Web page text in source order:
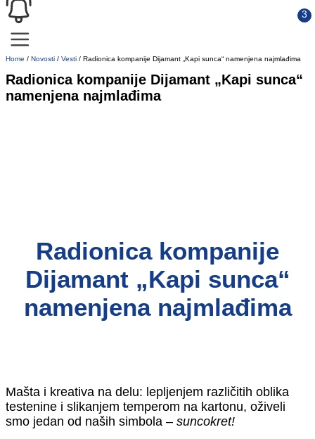
Home / Novosti / Vesti / Radionica kompanije Dijamant „Kapi sunca“ namenjena najmlađima
Radionica kompanije Dijamant „Kapi sunca“
namenjena najmlađima
Radionica kompanije
Dijamant „Kapi sunca“
namenjena najmlađima
Mašta i kreativa na delu: leplјenjem različitih oblika
testenine i slikanjem temperom na kartonu, oživeli
smo jedan od naših simbola – suncokret!